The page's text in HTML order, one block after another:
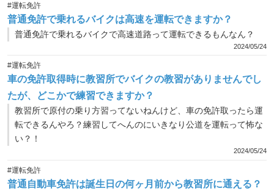
#運転免許
普通免許で乗れるバイクは高速を運転できますか？
普通免許で乗れるバイクで高速道路って運転できるもんなん？
2024/05/24
#運転免許
車の免許取得時に教習所でバイクの教習がありませんでし
たが、どこかで練習できますか？
教習所で原付の乗り方習ってないねんけど、車の免許取ったら運
転できるんやろ？練習してへんのにいきなり公道を運転って怖な
い？！
2024/05/24
#運転免許
普通自動車免許は誕生日の何ヶ月前から教習所に通える？